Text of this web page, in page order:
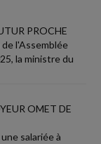
PROCHE
l'Assemblée
la ministre du
OMET DE
salariée à